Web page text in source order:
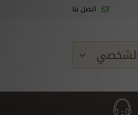
اتصل بنا